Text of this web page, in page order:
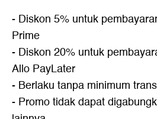
- Diskon 5% untuk
Prime
- Diskon 20% untuk
Allo PayLater
- Berlaku tanpa minimum
- Promo tidak dapat